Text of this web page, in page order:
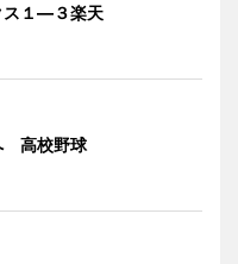
ス１―３楽天
高校野球